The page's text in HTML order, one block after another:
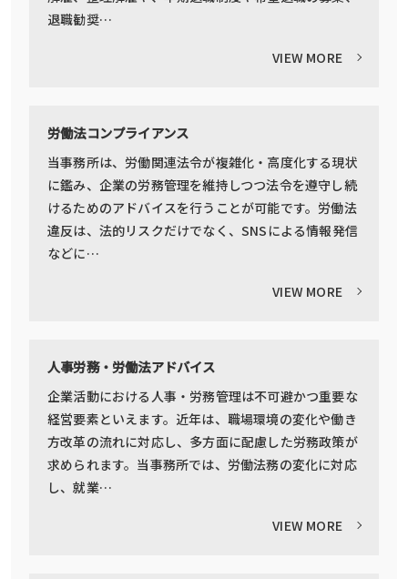
退職勧奨…
VIEW MORE
労働法コンプライアンス
当事務所は、労働関連法令が複雑化・高度化する現状
に鑑み、企業の労務管理を維持しつつ法令を遵守し続
けるためのアドバイスを行うことが可能です。労働法
違反は、法的リスクだけでなく、SNSによる情報発信
などに…
VIEW MORE
人事労務・労働法アドバイス
企業活動における人事・労務管理は不可避かつ重要な
経営要素といえます。近年は、職場環境の変化や働き
方改革の流れに対応し、多方面に配慮した労務政策が
求められます。当事務所では、労働法務の変化に対応
し、就業…
VIEW MORE